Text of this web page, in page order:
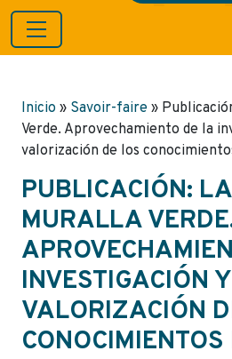
Inicio » Savoir-faire »
Verde. Aprovechamiento de la
valorización de los
PUBLICACIÓN:
MURALLA
INVESTIGACIÓN Y
VALORIZACIÓN